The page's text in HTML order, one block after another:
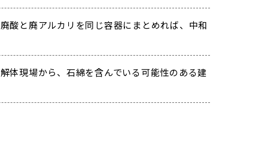
廃酸と廃アルカリを同じ容器にまとめれば、中和
解体現場から、石綿を含んでいる可能性のある建